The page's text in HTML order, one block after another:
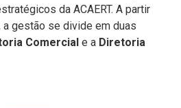
da ACAERT. A partir
gestão se divide em duas
Comercial e a Diretoria